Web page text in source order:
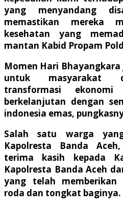
yang menyandang
memastikan mereka
kesehatan yang
mantan Kabid Propam
Momen Hari
untuk masyarakat
transformasi
berkelanjutan dengan
indonesia emas,
Salah satu warga
Kapolresta Banda
terima kasih kepada
Kapolresta Banda Aceh
yang telah memberikan
roda dan tongkat baginya.